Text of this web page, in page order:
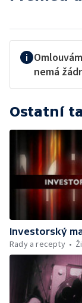
nemá
Ostatní
Investorský
Rady a recepty